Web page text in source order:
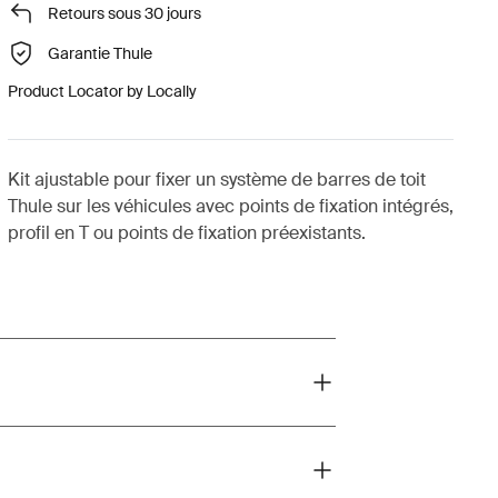
Retours sous 30 jours
Garantie Thule
Product Locator by Locally
Kit ajustable pour fixer un système de barres de toit
Thule sur les véhicules avec points de fixation intégrés,
profil en T ou points de fixation préexistants.